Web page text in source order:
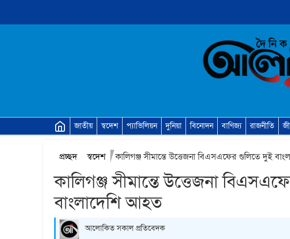
জাতীয়
স্বদেশ প্যাভিলিয়ন দুনিয়া বিনোদন বাণিজ্য রাজনীতি
প্রচ্ছদ স্বদেশ কালিগঞ্জ সীমান্তে উত্তেজনা বিএসএফের গুলিতে দুই
কালিগঞ্জ সীমান্তে উত্তেজনা
বাংলাদেশি আহত
আলোকিত সকাল প্রতিবেদক